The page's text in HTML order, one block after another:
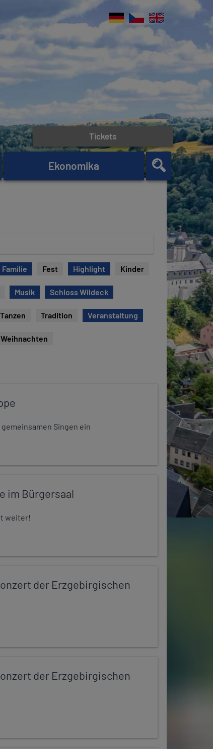
Ekonomika
Tickets
Familie Fest Highlight Kinder
Musik Schloss Wildeck
Tanzen Tradition Veranstaltung
Weihnachten
Singen ein
im Bürgersaal
weiter!
der Erzgebirgischen
der Erzgebirgischen